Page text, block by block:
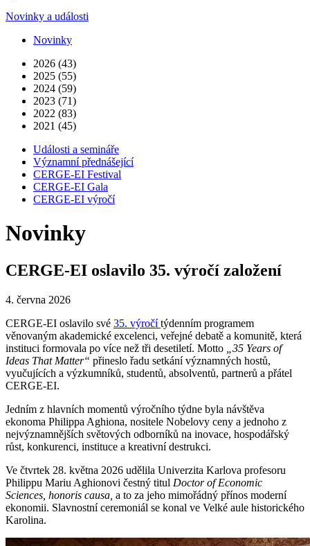
Novinky a události
Novinky
2026 (43)
2025 (55)
2024 (59)
2023 (71)
2022 (83)
2021 (45)
Události a semináře
Významní přednášející
CERGE-EI Festival
CERGE-EI Gala
CERGE-EI výročí
Novinky
CERGE-EI oslavilo 35. výročí založení
4. června 2026
CERGE-EI oslavilo své 35. výročítýdenním programem
věnovaným akademické excelenci, veřejné debatě a komunitě, která
instituci formovala po více než tři desetiletí. Motto
„35 Years of
Ideas That Matter“ přineslo řadu setkání významných hostů,
vyučujících a výzkumníků, studentů, absolventů, partnerů a přátel
CERGE-EI.
Jedním z hlavních momentů výročního týdne byla návštěva
ekonoma Philippa Aghiona, nositele Nobelovy ceny a jednoho z
nejvýznamnějších světových odborníků na inovace, hospodářský
růst, konkurenci, instituce a kreativní destrukci.
Ve čtvrtek 28. května 2026 udělila Univerzita Karlova profesoru
Philippu Mariu Aghionovi čestný titul Doctor of Economic
Sciences, honoris causa, a to za jeho mimořádný přínos moderní
ekonomii. Slavnostní ceremoniál se konal ve Velké aule historického
Karolina.